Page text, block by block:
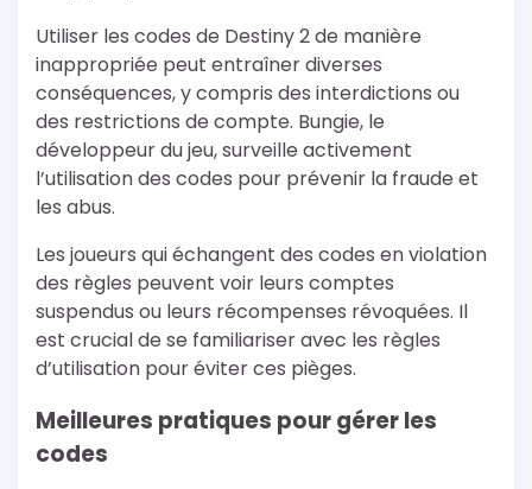
Utiliser les codes de Destiny 2 de manière
inappropriée peut entraîner diverses
conséquences, y compris des interdictions ou
des restrictions de compte. Bungie, le
développeur du jeu, surveille activement
l’utilisation des codes pour prévenir la fraude et
les abus.
Les joueurs qui échangent des codes en violation
des règles peuvent voir leurs comptes
suspendus ou leurs récompenses révoquées. Il
est crucial de se familiariser avec les règles
d’utilisation pour éviter ces pièges.
Meilleures pratiques pour gérer les
codes